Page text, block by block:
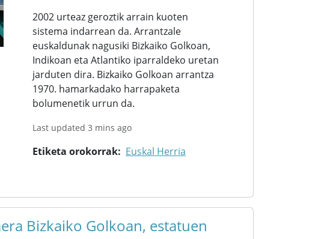
2002 urteaz geroztik arrain kuoten
sistema indarrean da. Arrantzale
euskaldunak nagusiki Bizkaiko Golkoan,
Indikoan eta Atlantiko iparraldeko uretan
jarduten dira. Bizkaiko Golkoan arrantza
1970. hamarkadako harrapaketa
bolumenetik urrun da.
Last updated 3 mins ago
Etiketa orokorrak Euskal Herria
Bizkaiko Golkoan, estatuen